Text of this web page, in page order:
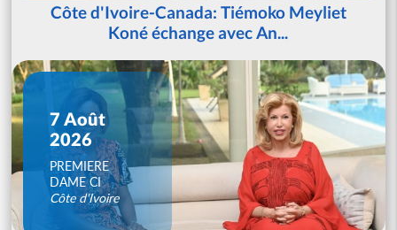
Côte d'Ivoire-Canada: Tiémoko Meyliet
Koné échange avec An...
7 Août
2026
PREMIERE
DAME CI
Côte d'Ivoire